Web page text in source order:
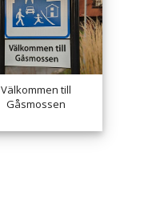
Välkommen till
Gåsmossen